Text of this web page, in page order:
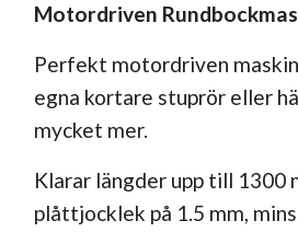
Motordriven
Perfekt motordriven
egna kortare stuprör eller
mycket mer.
Klarar längder upp till 1300
plåttjocklek på 1.5 mm,